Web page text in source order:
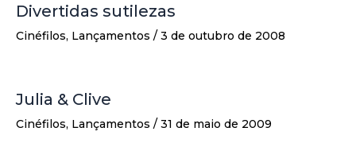
Divertidas sutilezas
Cinéfilos, Lançamentos / 3 de outubro de 2008
Julia & Clive
Cinéfilos, Lançamentos / 31 de maio de 2009